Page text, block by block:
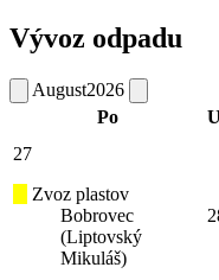
Vývoz odpadu
August2026
Po
27
Zvoz plastov
Bobrovec
(Liptovský
Mikuláš)